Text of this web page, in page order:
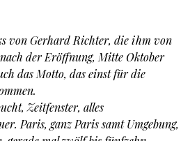
von Gerhard Richter, die ihm von
der Eröffnung, Mitte Oktober
das Motto, das einst für die
Zeitfenster, alles
Paris, ganz Paris samt Umgebung,